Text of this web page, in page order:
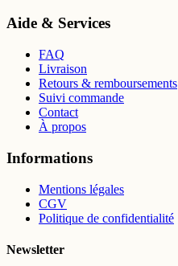
Aide & Services
FAQ
Livraison
Retours & remboursements
Suivi commande
Contact
À propos
Informations
Mentions légales
CGV
Politique de confidentialité
Newsletter